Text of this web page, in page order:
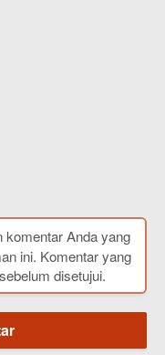
komentar Anda yang
ini. Komentar yang
disetujui.